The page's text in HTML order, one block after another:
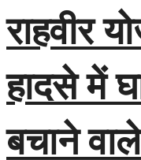
राहवीर
हादसे में
बचाने